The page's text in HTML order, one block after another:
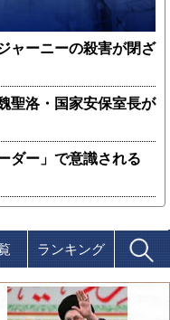
ャーニーの殺害が閉ざ
聖洛・国家安保室長が
ダー」で意識される
ランキング